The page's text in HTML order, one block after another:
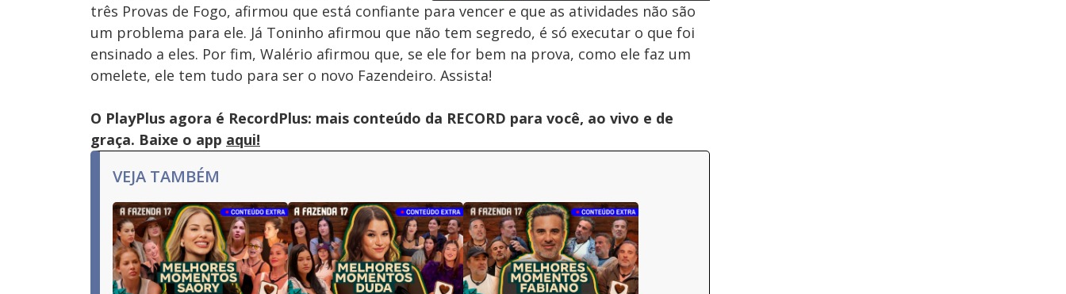
três Provas de Fogo, afirmou que está confiante para vencer e que as atividades não são
um problema para ele. Já Toninho afirmou que não tem segredo, é só executar o que foi
ensinado a eles. Por fim, Walério afirmou que, se ele for bem na prova, como ele faz um
omelete, ele tem tudo para ser o novo Fazendeiro. Assista!
O PlayPlus agora é RecordPlus: mais conteúdo da RECORD para você, ao vivo e de
graça. Baixe o app aqui!
VEJA TAMBÉM